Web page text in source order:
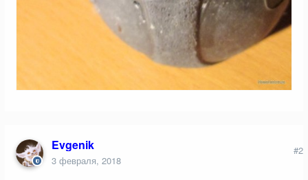
Evgenik
3 февраля, 2018
#2